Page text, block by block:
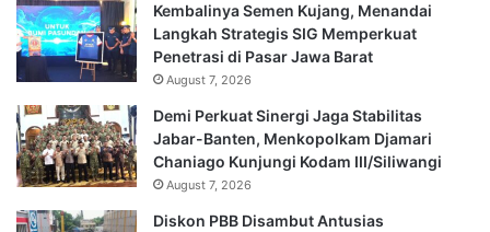
Kembalinya Semen Kujang, Menandai
Langkah Strategis SIG Memperkuat
Penetrasi di Pasar Jawa Barat
August 7, 2026
Demi Perkuat Sinergi Jaga Stabilitas
Jabar-Banten, Menkopolkam Djamari
Chaniago Kunjungi Kodam III/Siliwangi
August 7, 2026
Diskon PBB Disambut Antusias